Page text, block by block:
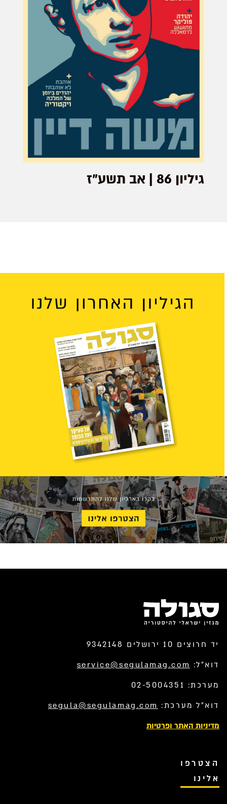
גיליון 86 | אב תשע"ז
יד חרוצים 10 ירושלים 9342148
דוא”ל: service@segulamag.com
מערכת: 02-5004351
דוא”ל מערכת: segula@segulamag.com
מדיניות האתר ופרטיות
הצטרפו
אלינו